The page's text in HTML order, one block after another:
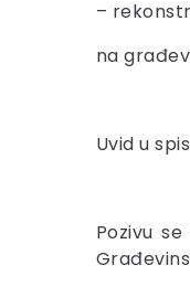
–
na
Uvid u
Pozivu